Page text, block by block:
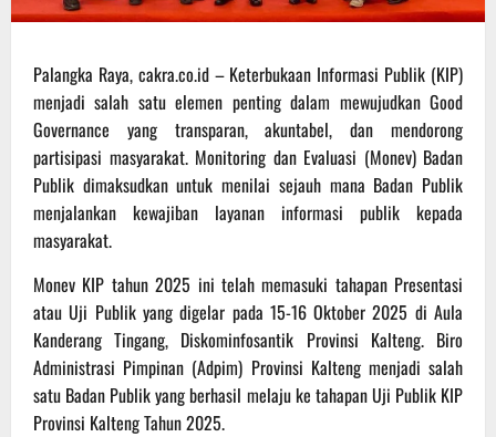
Palangka Raya, cakra.co.id – Keterbukaan Informasi Publik (KIP)
menjadi salah satu elemen penting dalam mewujudkan Good
Governance yang transparan, akuntabel, dan mendorong
partisipasi masyarakat. Monitoring dan Evaluasi (Monev) Badan
Publik dimaksudkan untuk menilai sejauh mana Badan Publik
menjalankan kewajiban layanan informasi publik kepada
masyarakat.
Monev KIP tahun 2025 ini telah memasuki tahapan Presentasi
atau Uji Publik yang digelar pada 15-16 Oktober 2025 di Aula
Kanderang Tingang, Diskominfosantik Provinsi Kalteng. Biro
Administrasi Pimpinan (Adpim) Provinsi Kalteng menjadi salah
satu Badan Publik yang berhasil melaju ke tahapan Uji Publik KIP
Provinsi Kalteng Tahun 2025.